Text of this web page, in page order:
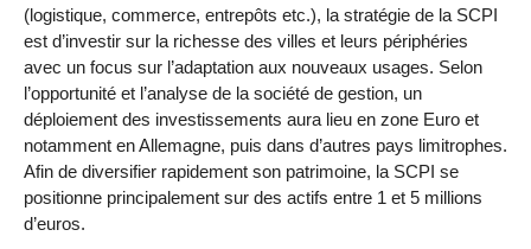
(logistique, commerce, entrepôts etc.), la stratégie de la SCPI
est d’investir sur la richesse des villes et leurs périphéries
avec un focus sur l’adaptation aux nouveaux usages. Selon
l’opportunité et l’analyse de la société de gestion, un
déploiement des investissements aura lieu en zone Euro et
notamment en Allemagne, puis dans d’autres pays limitrophes.
Afin de diversifier rapidement son patrimoine, la SCPI se
positionne principalement sur des actifs entre 1 et 5 millions
d’euros.